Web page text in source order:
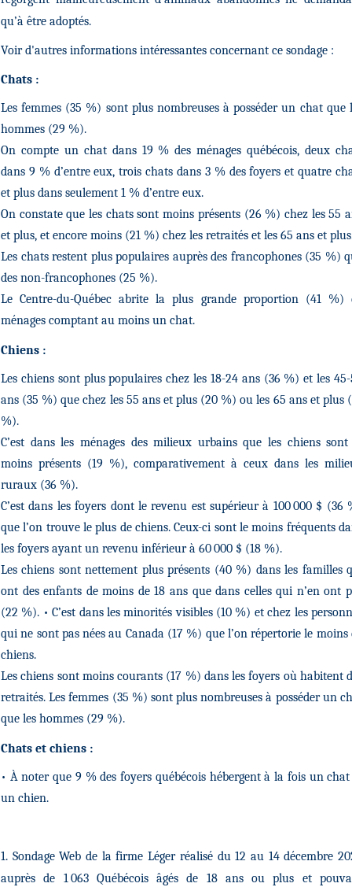
qu’à être adoptés.
Voir d'autres informations intéressantes concernant ce sondage :
Chats :
Les femmes (35 %) sont plus nombreuses à posséder un chat que
hommes (29 %).
On compte un chat dans 19 % des ménages québécois, deux
dans 9 % d’entre eux, trois chats dans 3 % des foyers et quatre
et plus dans seulement 1 % d’entre eux.
On constate que les chats sont moins présents (26 %) chez les 55
et plus, et encore moins (21 %) chez les retraités et les 65 ans et
Les chats restent plus populaires auprès des francophones (35 %)
des non-francophones (25 %).
Le Centre-du-Québec abrite la plus grande proportion (41 %)
ménages comptant au moins un chat.
Chiens :
Les chiens sont plus populaires chez les 18-24 ans (36 %) et les
ans (35 %) que chez les 55 ans et plus (20 %) ou les 65 ans et plus
%).
C’est dans les ménages des milieux urbains que les chiens
moins présents (19 %), comparativement à ceux dans les
ruraux (36 %).
C’est dans les foyers dont le revenu est supérieur à 100 000 $ (36
que l’on trouve le plus de chiens. Ceux-ci sont le moins fréquents
les foyers ayant un revenu inférieur à 60 000 $ (18 %).
Les chiens sont nettement plus présents (40 %) dans les familles
ont des enfants de moins de 18 ans que dans celles qui n’en ont
(22 %). • C’est dans les minorités visibles (10 %) et chez les
qui ne sont pas nées au Canada (17 %) que l’on répertorie le moins
chiens.
Les chiens sont moins courants (17 %) dans les foyers où habitent
retraités. Les femmes (35 %) sont plus nombreuses à posséder un
que les hommes (29 %).
Chats et chiens :
• À noter que 9 % des foyers québécois hébergent à la fois un
un chien.
1. Sondage Web de la firme Léger réalisé du 12 au 14 décembre
auprès de 1 063 Québécois âgés de 18 ans ou plus et